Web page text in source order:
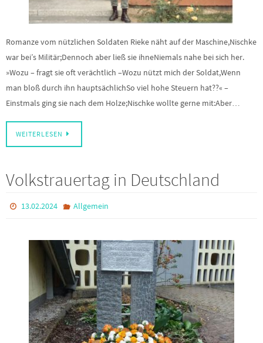
Romanze vom nützlichen Soldaten Rieke näht auf der Maschine,Nischke
war bei’s Militär;Dennoch aber ließ sie ihneNiemals nahe bei sich her.
»Wozu – fragt sie oft verächtlich –Wozu nützt mich der Soldat,Wenn
man bloß durch ihn hauptsächlichSo viel hohe Steuern hat??« –
Einstmals ging sie nach dem Holze;Nischke wollte gerne mit:Aber…
WEITERLESEN
Volkstrauertag in Deutschland
13.02.2024 Allgemein